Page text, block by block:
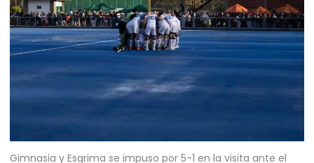
Gimnasia y Esgrima se impuso por 5-1 en la visita ante el